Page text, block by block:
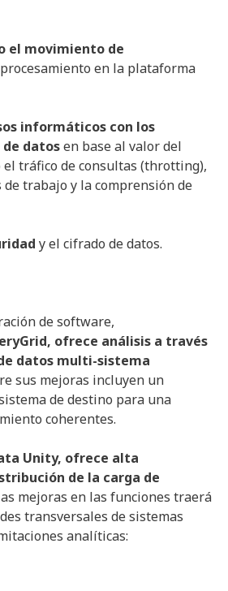
el movimiento de
en la plataforma
informáticos con los
datosen base al valor del
el tráfico de consultas (throtting),
de trabajo y la comprensión de
y el cifrado de datos.
de software,
, ofrece análisis a través
datos multi-sistema
sus mejoras incluyen un
de destino para una
coherentes.
Unity, ofrece alta
de la carga de
mejoras en las funciones traerá
transversales de sistemas
analíticas: